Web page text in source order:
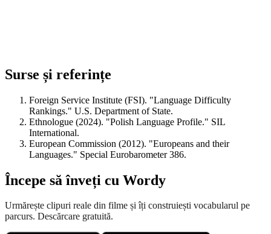
Surse și referințe
Foreign Service Institute (FSI). "Language Difficulty
Rankings." U.S. Department of State.
Ethnologue (2024). "Polish Language Profile." SIL
International.
European Commission (2012). "Europeans and their
Languages." Special Eurobarometer 386.
Începe să înveți cu Wordy
Urmărește clipuri reale din filme și îți construiești vocabularul pe
parcurs. Descărcare gratuită.